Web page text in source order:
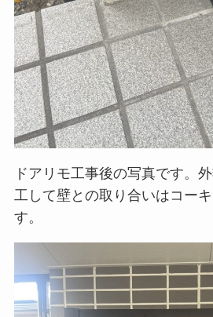
ドアリモ工事後の写真です。
工して壁との取り合いはコー
す。